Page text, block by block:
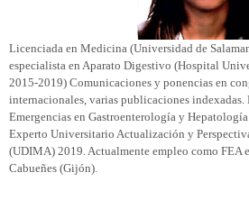
Licenciada en Medicina (Universidad de
especialista en Aparato Digestivo (Hospital
2015-2019) Comunicaciones y ponencias en
internacionales, varias publicaciones indexadas.
Emergencias en Gastroenterología y
Experto Universitario Actualización y
(UDIMA) 2019. Actualmente empleo como FEA
Cabueñes (Gijón).